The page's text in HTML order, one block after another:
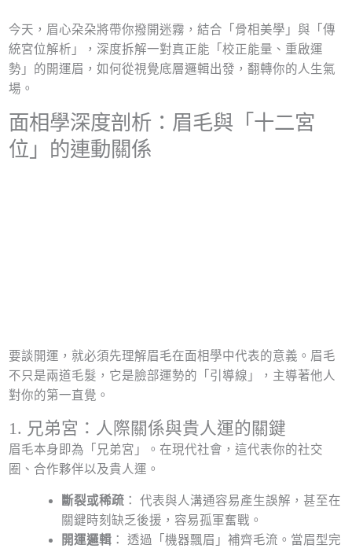
今天，眉心朶朶將帶你撥開迷霧，結合「骨相美學」與「傳
統宮位解析」，深度拆解一對真正能「校正能量、重啟運
勢」的開運眉，如何從視覺底層邏輯出發，翻轉你的人生氣
場。
面相學深度剖析：眉毛與「十二宮
位」的連動關係
要談開運，就必須先理解眉毛在面相學中代表的意義。眉毛
不只是兩道毛髮，它是臉部運勢的「引導線」，主導著他人
對你的第一直覺。
1. 兄弟宮：人際關係與貴人運的關鍵
眉毛本身即為「兄弟宮」。在現代社會，這代表你的社交
圈、合作夥伴以及貴人運。
斷裂或稀疏： 代表與人溝通容易產生誤解，甚至在
關鍵時刻缺乏後援，容易孤軍奮戰。
開運邏輯： 透過「機器飄眉」補齊毛流。當眉型完